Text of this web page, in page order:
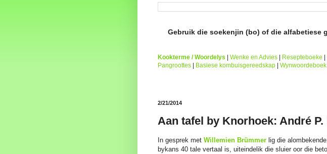
Gebruik die soekenjin (bo) of die alfabetiese
Kookterme / Woordelys Wenke en Advies Resepteboeke
Pangroottes
Basiese kombuisgereedskap Wynwoordeboek
2/21/2014
Aan tafel by Knorhoek: André
In gesprek met Willemien Brümmer lig die
bykans 40 tale vertaal is, uiteindelik die sluier oor die